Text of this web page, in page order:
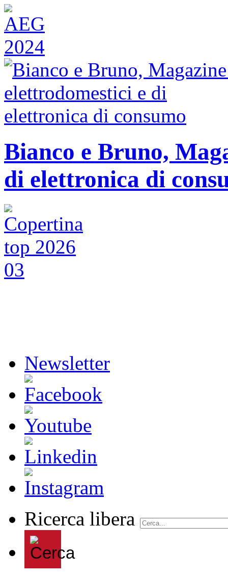
Bianco e Bruno,
di elettronica di
Newsletter
Ricerca libera